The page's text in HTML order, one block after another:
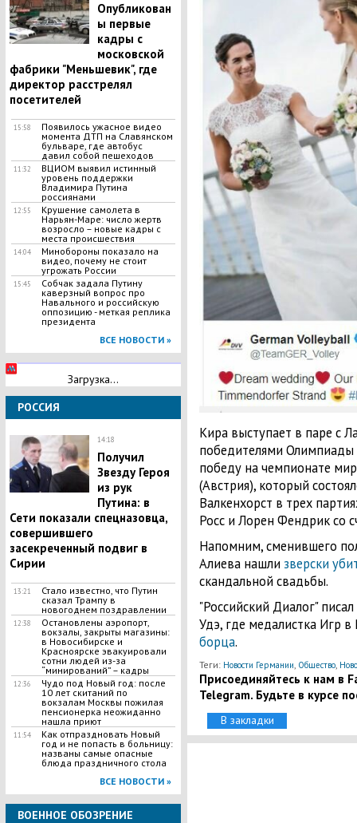
Опубликован
ы первые
кадры с
московской
фабрики "Меньшевик", где
директор расстрелял
посетителей
15:58
Появилось ужасное видео
момента ДТП на Славянском
бульваре, где автобус
давил собой пешеходов
11:32
ВЦИОМ выявил истинный
уровень поддержки
Владимира Путина
россиянами
12:55
Крушение самолета в
Нарьян-Маре: число жертв
возросло – новые кадры с
места происшествия
14:04
Минобороны показало на
видео, почему не стоит
угрожать России
15:45
Собчак задала Путину
каверзный вопрос про
Навального и российскую
оппозицию - меткая реплика
президента
ВСЕ НОВОСТИ »
Загрузка...
РОССИЯ
14:18
Получил
Звезду Героя
из рук
Путина: в
Сети показали спецназовца,
совершившего
засекреченный подвиг в
Сирии
13:21
Стало известно, что Путин
сказал Трампу в
новогоднем поздравлении
12:38
Остановлены аэропорт,
вокзалы, закрыты магазины:
в Новосибирске и
Красноярске эвакуировали
сотни людей из-за
“минирований” – кадры
12:36
Чудо под Новый год: после
10 лет скитаний по
вокзалам Москвы пожилая
пенсионерка неожиданно
нашла приют
11:54
Как отпраздновать Новый
год и не попасть в больницу:
названы самые опасные
блюда праздничного стола
ВСЕ НОВОСТИ »
ВОЕННОЕ ОБОЗРЕНИЕ
Кира выступает в паре с
победителями
победу на чемпионате
(Австрия), который
Валкенхорст в трех
Росс и Лорен Фендрик со
Напомним, сменившего
Алиева нашли зверски
скандальной свадьбы.
"Российский Диалог"
Удэ, где медалистка Игр
борца.
Теги: Новости Германии Общество,
Присоединяйтесь к нам в
Telegram. Будьте в курсе
В закладки